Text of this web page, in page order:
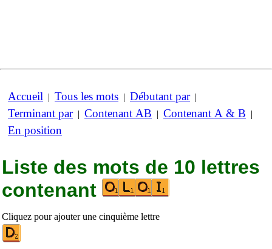
Accueil | Tous les mots | Débutant par|
Terminant par| Contenant AB | Contenant A & B |
En position
Liste des mots de 10 lettres
contenant
Cliquez pour ajouter une cinquième lettre